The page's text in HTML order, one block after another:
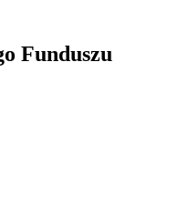
Funduszu